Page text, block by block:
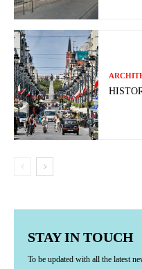
STAY IN TOUCH
To be updated with all the latest